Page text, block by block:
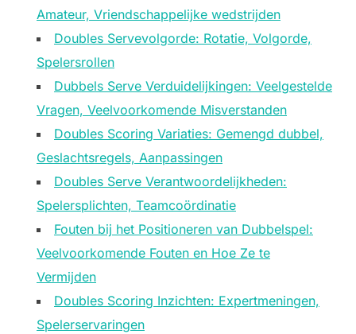
Amateur, Vriendschappelijke wedstrijden
Doubles Servevolgorde: Rotatie, Volgorde,
Spelersrollen
Dubbels Serve Verduidelijkingen: Veelgestelde
Vragen, Veelvoorkomende Misverstanden
Doubles Scoring Variaties: Gemengd dubbel,
Geslachtsregels, Aanpassingen
Doubles Serve Verantwoordelijkheden:
Spelersplichten, Teamcoördinatie
Fouten bij het Positioneren van Dubbelspel:
Veelvoorkomende Fouten en Hoe Ze te
Vermijden
Doubles Scoring Inzichten: Expertmeningen,
Spelerservaringen